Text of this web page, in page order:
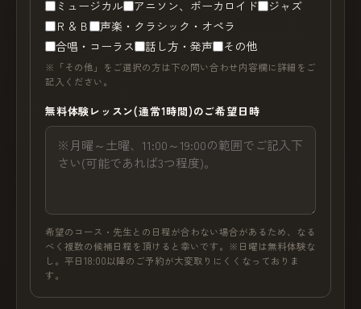
ミュージカル
アニソン、ボーカロイド
ジャズ
Ｒ＆Ｂ
声楽・クラシック・オペラ
合唱・コーラス
話し方・発声 その他
※「その他」をご選択の方は下の問い合わせ内容欄に詳細をご
記入ください。
無料体験レッスン(通常1時間)のご希望日時
希望のコース・先生との日程が合わない場合があるため、なる
べく複数の候補日程を頂けると幸いです。※日曜は無料体験な
し。平日18:00以降のご予約が大変取りにくくなっておりま
す。